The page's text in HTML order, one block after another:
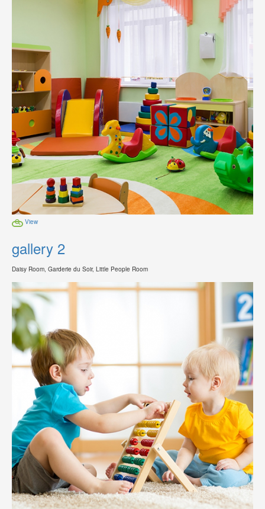
View
gallery 2
Daisy Room, Garderie du Soir, Little People Room